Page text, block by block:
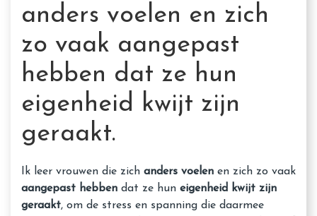
anders voelen en zich
zo vaak aangepast
hebben dat ze hun
eigenheid kwijt zijn
geraakt.
Ik leer vrouwen die zich anders voelen en zich zo vaak
aangepast hebben dat ze hun eigenheid kwijt zijn
geraakt, om de stress en spanning die daarmee